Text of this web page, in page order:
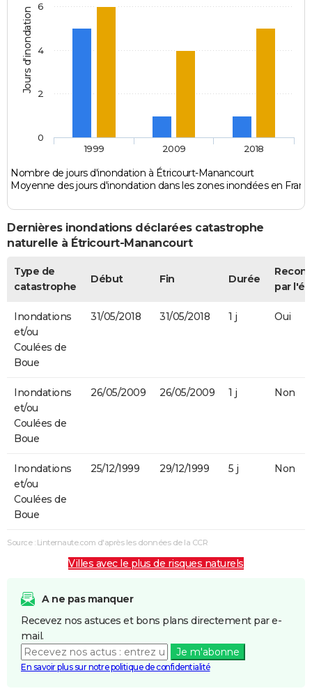
Jours d'inondation
Nombre de jours d'inondation à Étricourt-Manancourt
Moyenne des jours d'inondation dans les zones inondées en
1999 2009 2018
0
2
4
6
Dernières inondations déclarées catastrophe
naturelle à Étricourt-Manancourt
Type de
catastrophe
Début Fin Durée
par
Inondations
et/ou
Coulées de
Boue
31/05/2018 31/05/2018 1 j Oui
Inondations
et/ou
Coulées de
Boue
26/05/2009 26/05/2009 1 j Non
Inondations
et/ou
Coulées de
Boue
25/12/1999 29/12/1999 5 j Non
Source : Linternaute.com d'après les données de la CCR
Villes avec le plus de risques naturels
A ne pas manquer
Recevez nos astuces et bons plans directement par e-
mail.
Je m'abonne
En savoir plus sur notre politique de confidentialité